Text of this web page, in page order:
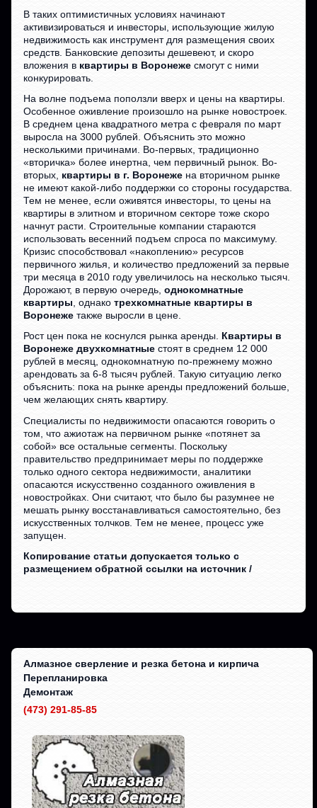
В таких оптимистичных условиях начинают
активизироваться и инвесторы, использующие жилую
недвижимость как инструмент для размещения своих
средств. Банковские депозиты дешевеют, и скоро
вложения в квартиры в Воронеже смогут с ними
конкурировать.
На волне подъема поползли вверх и цены на квартиры.
Особенное оживление произошло на рынке новостроек.
В среднем цена квадратного метра с февраля по март
выросла на 3000 рублей. Объяснить это можно
несколькими причинами. Во-первых, традиционно
«вторичка» более инертна, чем первичный рынок. Во-
вторых, квартиры в г. Воронеже на вторичном рынке
не имеют какой-либо поддержки со стороны государства.
Тем не менее, если оживятся инвесторы, то цены на
квартиры в элитном и вторичном секторе тоже скоро
начнут расти. Строительные компании стараются
использовать весенний подъем спроса по максимуму.
Кризис способствовал «накоплению» ресурсов
первичного жилья, и количество предложений за первые
три месяца в 2010 году увеличилось на несколько тысяч.
Дорожают, в первую очередь,однокомнатные
квартиры, однако трехкомнатные квартиры в
Воронеже также выросли в цене.
Рост цен пока не коснулся рынка аренды. Квартиры в
Воронеже двухкомнатные стоят в среднем 12 000
рублей в месяц, однокомнатную по-прежнему можно
арендовать за 6-8 тысяч рублей. Такую ситуацию легко
объяснить: пока на рынке аренды предложений больше,
чем желающих снять квартиру.
Специалисты по недвижимости опасаются говорить о
том, что ажиотаж на первичном рынке «потянет за
собой» все остальные сегменты. Поскольку
правительство предпринимает меры по поддержке
только одного сектора недвижимости, аналитики
опасаются искусственно созданного оживления в
новостройках. Они считают, что было бы разумнее не
мешать рынку восстанавливаться самостоятельно, без
искусственных толчков. Тем не менее, процесс уже
запущен.
Копирование статьи допускается только с
размещением обратной ссылки на источник /
Алмазное сверление и резка бетона и кирпича
Перепланировка
Демонтаж
(473) 291-85-85